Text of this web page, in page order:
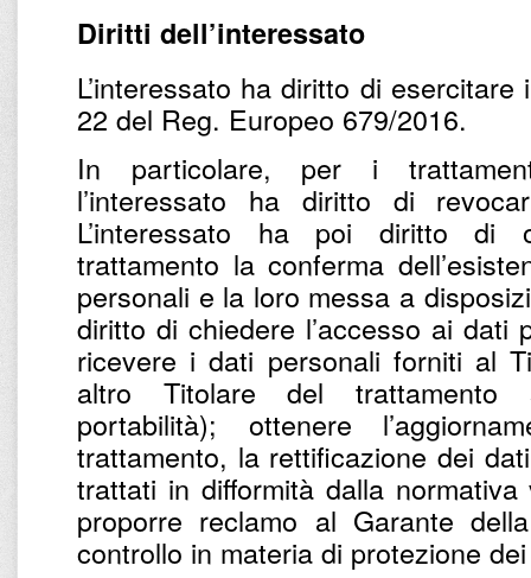
Diritti dell’interessato
L’interessato ha diritto di
22 del Reg. Europeo 679/2016.
In particolare, per i
l’interessato ha diritto di
L’interessato ha poi diritto di
trattamento la conferma
personali e la loro messa a
diritto di chiedere l’accesso ai dati
ricevere i dati personali forniti al
altro Titolare del trattamento
portabilità); ottenere
trattamento, la rettificazione dei
trattati in difformità dalla
proporre reclamo al Garante
controllo in materia di protezione